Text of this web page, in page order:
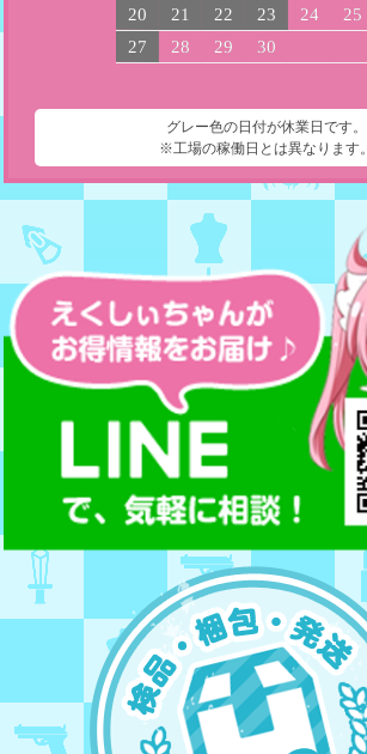
20
21 22 23 24 25
27
28 29 30
グレー色の日付が休業日です。
※工場の稼働日とは異なります。